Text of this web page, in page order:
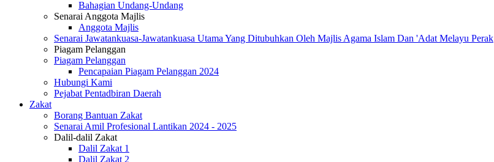
Bahagian Undang-Undang
Senarai Anggota Majlis
Anggota Majlis
Senarai Jawatankuasa-Jawatankuasa Utama Yang Ditubuhkan Oleh Majlis Agama Islam Dan 'Adat Melayu Perak
Piagam Pelanggan
Piagam Pelanggan
Pencapaian Piagam Pelanggan 2024
Hubungi Kami
Pejabat Pentadbiran Daerah
Zakat
Borang Bantuan Zakat
Senarai Amil Profesional Lantikan 2024 - 2025
Dalil-dalil Zakat
Dalil Zakat 1
Dalil Zakat 2